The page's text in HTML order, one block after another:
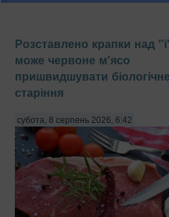
Розставлено крапки над
може червоне м'ясо
пришвидшувати біологічне
старіння
субота, 8 серпень 2026, 6:42